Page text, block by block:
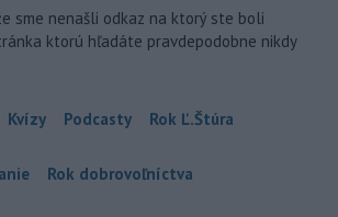
sme nenašli odkaz na ktorý ste boli
ktorú hľadáte pravdepodobne nikdy
Kvízy Podcasty Rok Ľ.Štúra
Rok dobrovoľníctva